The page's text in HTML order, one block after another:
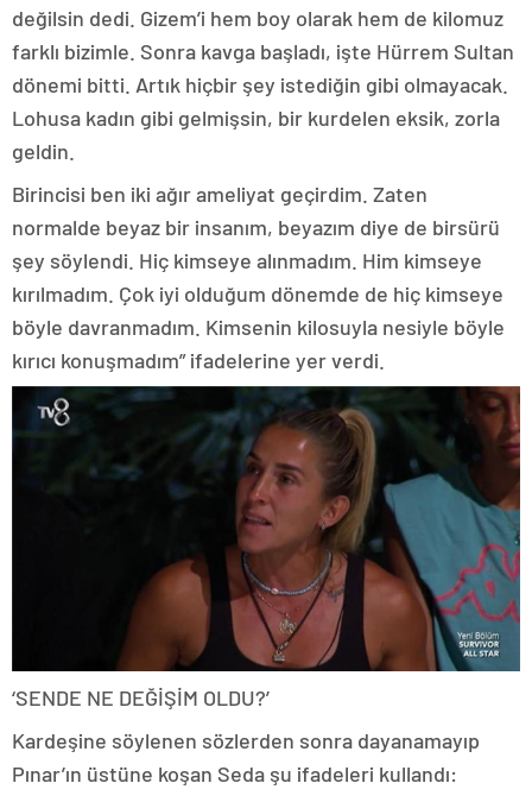
değilsin dedi. Gizem’i hem boy olarak hem de kilomuz
farklı bizimle. Sonra kavga başladı, işte Hürrem Sultan
dönemi bitti. Artık hiçbir şey istediğin gibi olmayacak.
Lohusa kadın gibi gelmişsin, bir kurdelen eksik, zorla
geldin.
Birincisi ben iki ağır ameliyat geçirdim. Zaten
normalde beyaz bir insanım, beyazım diye de birsürü
şey söylendi. Hiç kimseye alınmadım. Him kimseye
kırılmadım. Çok iyi olduğum dönemde de hiç kimseye
böyle davranmadım. Kimsenin kilosuyla nesiyle böyle
kırıcı konuşmadım” ifadelerine yer verdi.
‘SENDE NE DEĞİŞİM OLDU?’
Kardeşine söylenen sözlerden sonra dayanamayıp
Pınar’ın üstüne koşan Seda şu ifadeleri kullandı: